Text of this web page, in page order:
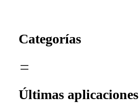
Categorías
Últimas aplicaciones